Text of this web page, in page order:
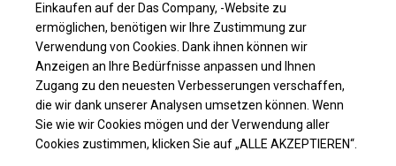
Plane ändern
KONSTRUKTION
Einkaufen auf der Das Company, -Website zu
ermöglichen, benötigen wir Ihre Zustimmung zur
Verwendung von Cookies. Dank ihnen können wir
Anzeigen an Ihre Bedürfnisse anpassen und Ihnen
Zugang zu den neuesten Verbesserungen verschaffen,
die wir dank unserer Analysen umsetzen können. Wenn
Sie wie wir Cookies mögen und der Verwendung aller
Cookies zustimmen, klicken Sie auf „ALLE AKZEPTIEREN“.